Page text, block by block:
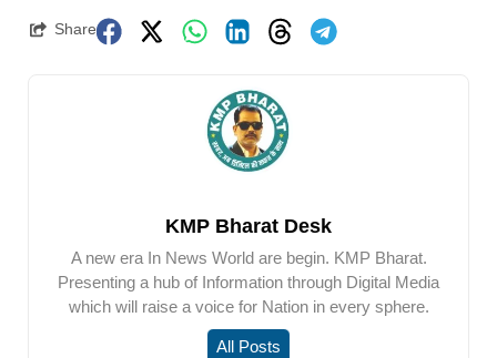
Share
KMP Bharat Desk
A new era In News World are begin. KMP Bharat.
Presenting a hub of Information through Digital Media
which will raise a voice for Nation in every sphere.
All Posts